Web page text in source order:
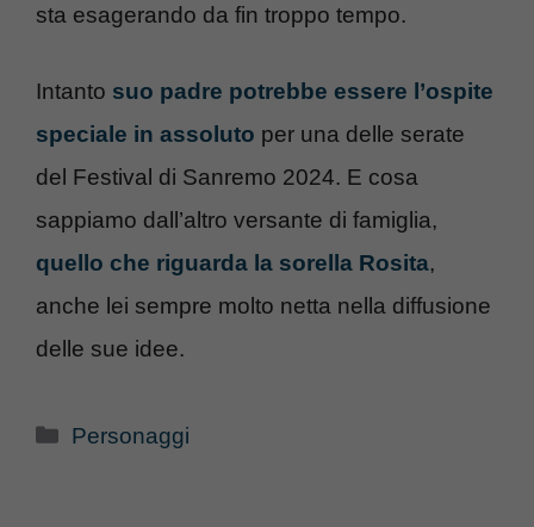
sta esagerando da fin troppo tempo.
Intanto suo padre potrebbe essere l’ospite
speciale in assoluto per una delle serate
del Festival di Sanremo 2024. E cosa
sappiamo dall’altro versante di famiglia,
quello che riguarda la sorella Rosita,
anche lei sempre molto netta nella diffusione
delle sue idee.
Categorie
Personaggi